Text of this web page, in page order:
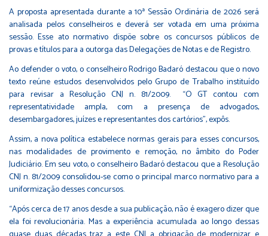
A proposta apresentada durante a 10ª Sessão Ordinária de 2026 será
analisada pelos conselheiros e deverá ser votada em uma próxima
sessão. Esse ato normativo dispõe sobre os concursos públicos de
provas e títulos para a outorga das Delegações de Notas e de Registro.
Ao defender o voto, o conselheiro Rodrigo Badaró destacou que o novo
texto reúne estudos desenvolvidos pelo Grupo de Trabalho instituído
para revisar aResolução CNJ n. 81/2009. “O GT contou com
representatividade ampla, com a presença de advogados,
desembargadores, juízes e representantes dos cartórios”, expôs.
Assim, a nova política estabelece normas gerais para esses concursos,
nas modalidades de provimento e remoção, no âmbito do Poder
Judiciário. Em seu voto, o conselheiro Badaró destacou que a Resolução
CNJ n. 81/2009 consolidou-se como o principal marco normativo para a
uniformização desses concursos.
“Após cerca de 17 anos desde a sua publicação, não é exagero dizer que
ela foi revolucionária. Mas a experiência acumulada ao longo dessas